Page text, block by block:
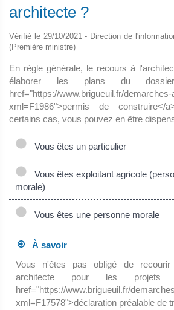
architecte ?
Vérifié le 29/10/2021 - Direction de
(Première ministre)
En règle générale, le recours à
élaborer les plans du
href="https://www.brigueuil.fr/
xml=F1986">permis de construire</
certains cas, vous pouvez en être
Vous êtes un particulier
Vous êtes exploitant agricole
morale)
Vous êtes une personne morale
À savoir
Vous n'êtes pas obligé de
architecte pour les
href="https://www.brigueuil.fr/
xml=F17578">déclaration préalable de